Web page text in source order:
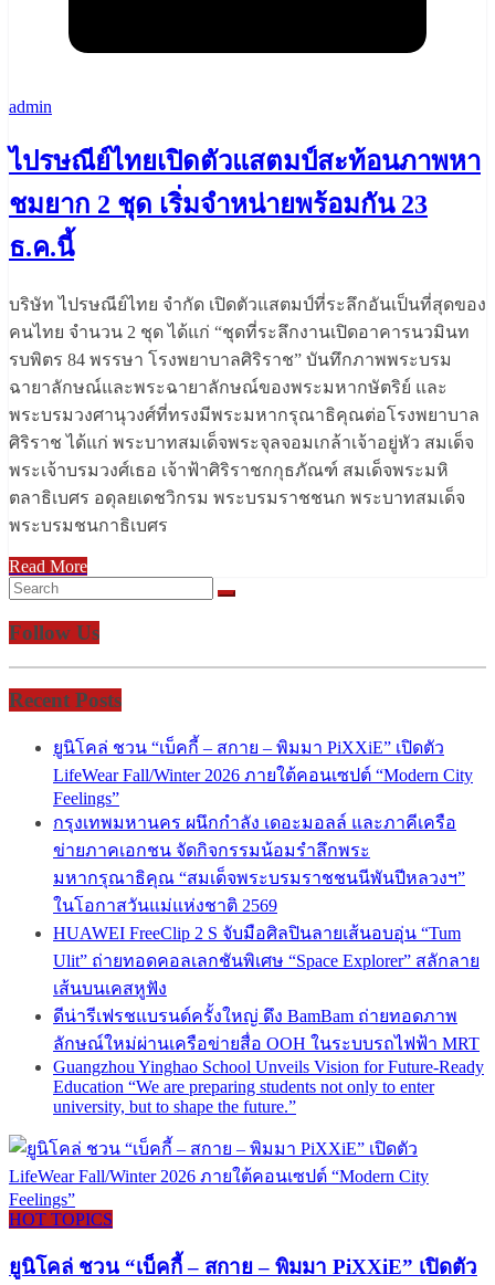
admin
ไปรษณีย์ไทยเปิดตัวแสตมป์สะท้อนภาพหา
ชมยาก 2 ชุด เริ่มจำหน่ายพร้อมกัน 23
ธ.ค.นี้
บริษัท ไปรษณีย์ไทย จำกัด เปิดตัวแสตมป์ที่ระลึกอันเป็นที่สุดของ
คนไทย จำนวน 2 ชุด ได้แก่ “ชุดที่ระลึกงานเปิดอาคารนวมินท
รบพิตร 84 พรรษา โรงพยาบาลศิริราช” บันทึกภาพพระบรม
ฉายาลักษณ์และพระฉายาลักษณ์ของพระมหากษัตริย์ และ
พระบรมวงศานุวงศ์ที่ทรงมีพระมหากรุณาธิคุณต่อโรงพยาบาล
ศิริราช ได้แก่ พระบาทสมเด็จพระจุลจอมเกล้าเจ้าอยู่หัว สมเด็จ
พระเจ้าบรมวงศ์เธอ เจ้าฟ้าศิริราชกกุธภัณฑ์ สมเด็จพระมหิ
ตลาธิเบศร อดุลยเดชวิกรม พระบรมราชชนก พระบาทสมเด็จ
พระบรมชนกาธิเบศร
Read More
Follow Us
Recent Posts
ยูนิโคล่ ชวน “เบ็คกี้ – สกาย – พิมมา PiXXiE” เปิดตัว
LifeWear Fall/Winter 2026 ภายใต้คอนเซปต์ “Modern City
Feelings”
กรุงเทพมหานคร ผนึกกำลัง เดอะมอลล์ และภาคีเครือ
ข่ายภาคเอกชน จัดกิจกรรมน้อมรำลึกพระ
มหากรุณาธิคุณ “สมเด็จพระบรมราชชนนีพันปีหลวงฯ”
ในโอกาสวันแม่แห่งชาติ 2569
HUAWEI FreeClip 2 S จับมือศิลปินลายเส้นอบอุ่น “Tum
Ulit” ถ่ายทอดคอลเลกชันพิเศษ “Space Explorer” สลักลาย
เส้นบนเคสหูฟัง
ดีน่ารีเฟรชแบรนด์ครั้งใหญ่ ดึง BamBam ถ่ายทอดภาพ
ลักษณ์ใหม่ผ่านเครือข่ายสื่อ OOH ในระบบรถไฟฟ้า MRT
Guangzhou Yinghao School Unveils Vision for Future-Ready
Education “We are preparing students not only to enter
university, but to shape the future.”
HOT TOPICS
ยูนิโคล่ ชวน “เบ็คกี้ – สกาย – พิมมา PiXXiE” เปิดตัว